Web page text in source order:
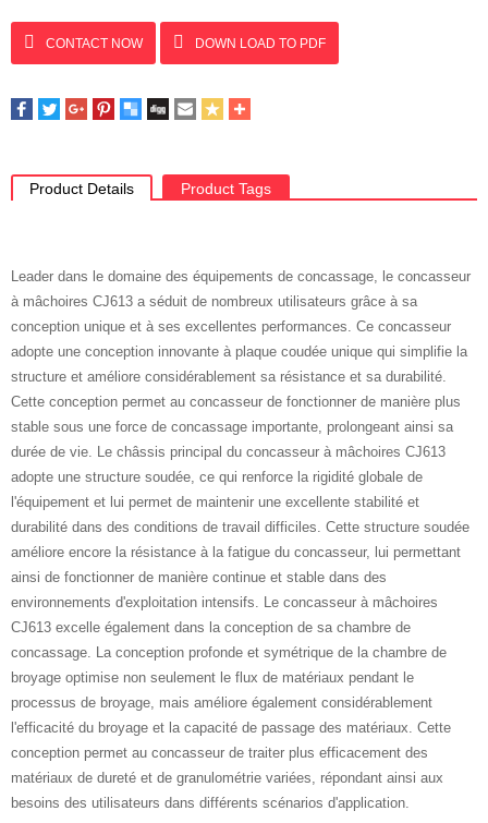
CONTACT NOW DOWN LOAD TO PDF
Product Details Product Tags
Leader dans le domaine des équipements de concassage, le concasseur
à mâchoires CJ613 a séduit de nombreux utilisateurs grâce à sa
conception unique et à ses excellentes performances. Ce concasseur
adopte une conception innovante à plaque coudée unique qui simplifie la
structure et améliore considérablement sa résistance et sa durabilité.
Cette conception permet au concasseur de fonctionner de manière plus
stable sous une force de concassage importante, prolongeant ainsi sa
durée de vie. Le châssis principal du concasseur à mâchoires CJ613
adopte une structure soudée, ce qui renforce la rigidité globale de
l'équipement et lui permet de maintenir une excellente stabilité et
durabilité dans des conditions de travail difficiles. Cette structure soudée
améliore encore la résistance à la fatigue du concasseur, lui permettant
ainsi de fonctionner de manière continue et stable dans des
environnements d'exploitation intensifs. Le concasseur à mâchoires
CJ613 excelle également dans la conception de sa chambre de
concassage. La conception profonde et symétrique de la chambre de
broyage optimise non seulement le flux de matériaux pendant le
processus de broyage, mais améliore également considérablement
l'efficacité du broyage et la capacité de passage des matériaux. Cette
conception permet au concasseur de traiter plus efficacement des
matériaux de dureté et de granulométrie variées, répondant ainsi aux
besoins des utilisateurs dans différents scénarios d'application.